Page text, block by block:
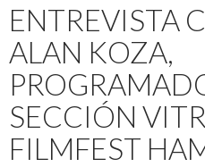
ENTREVISTA
ALAN KOZA,
SECCIÓN
FILMFEST